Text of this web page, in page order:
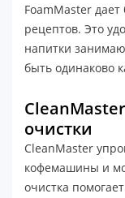
FoamMaster
рецептов. Это
напитки
быть одинаково
очистки
CleanMaster
кофемашины и
очистка